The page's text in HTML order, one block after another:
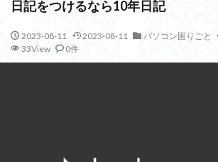
日記をつけるなら10年日記
2023-08-11 2023-08-11 パソコン困りごと
33View
0件